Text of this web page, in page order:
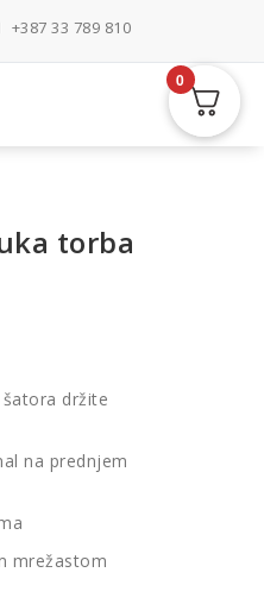
+387 33 789 810
torba
držite
na prednjem
mrežastom
0